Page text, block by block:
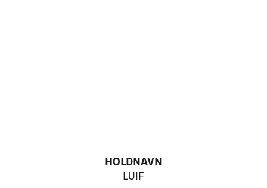
HOLDNAVN
LUIF